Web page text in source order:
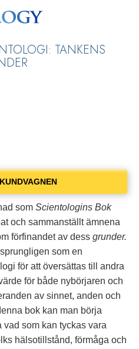
TANKENS
som Scientologins Bok
och sammanställt ämnena
förfinandet av dess grunder.
som en
för att översättas till andra
för både nybörjaren och
av sinnet, anden och
bok kan man börja
vad som kan tyckas vara
hälsotillstånd, förmåga och